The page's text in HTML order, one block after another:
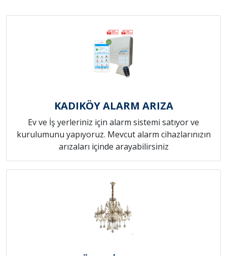
KADIKÖY ALARM ARIZA
Ev ve İş yerleriniz için alarm sistemi satıyor ve
kurulumunu yapıyoruz. Mevcut alarm cihazlarınızın
arızaları içinde arayabilirsiniz